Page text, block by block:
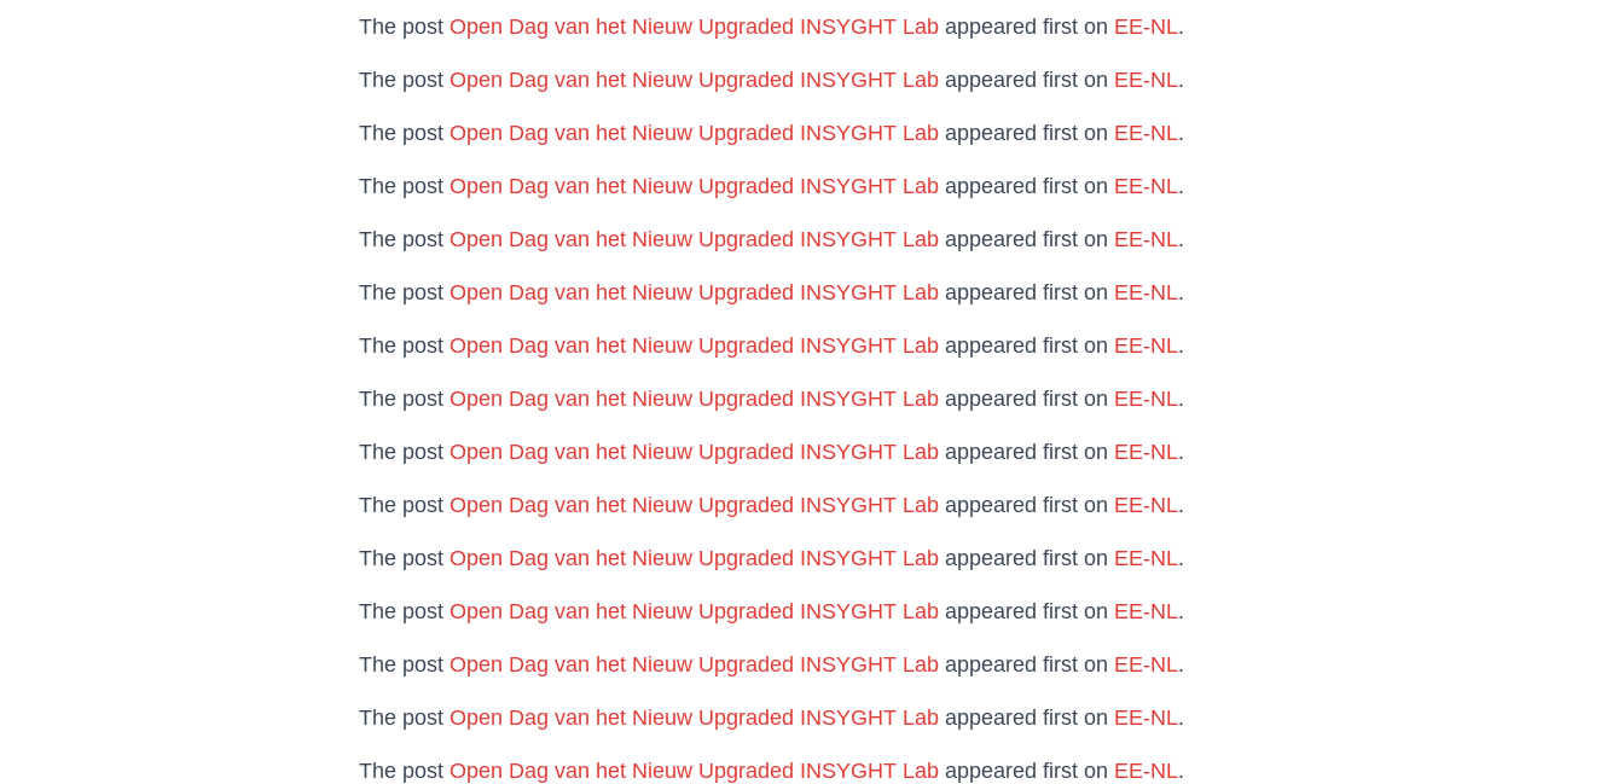
The post Open Dag van het Nieuw Upgraded INSYGHT Lab appeared first on EE-NL.
The post Open Dag van het Nieuw Upgraded INSYGHT Lab appeared first on EE-NL.
The post Open Dag van het Nieuw Upgraded INSYGHT Lab appeared first on EE-NL.
The post Open Dag van het Nieuw Upgraded INSYGHT Lab appeared first on EE-NL.
The post Open Dag van het Nieuw Upgraded INSYGHT Lab appeared first on EE-NL.
The post Open Dag van het Nieuw Upgraded INSYGHT Lab appeared first on EE-NL.
The post Open Dag van het Nieuw Upgraded INSYGHT Lab appeared first on EE-NL.
The post Open Dag van het Nieuw Upgraded INSYGHT Lab appeared first on EE-NL.
The post Open Dag van het Nieuw Upgraded INSYGHT Lab appeared first on EE-NL.
The post Open Dag van het Nieuw Upgraded INSYGHT Lab appeared first on EE-NL.
The post Open Dag van het Nieuw Upgraded INSYGHT Lab appeared first on EE-NL.
The post Open Dag van het Nieuw Upgraded INSYGHT Lab appeared first on EE-NL.
The post Open Dag van het Nieuw Upgraded INSYGHT Lab appeared first on EE-NL.
The post Open Dag van het Nieuw Upgraded INSYGHT Lab appeared first on EE-NL.
The post Open Dag van het Nieuw Upgraded INSYGHT Lab appeared first on EE-NL.